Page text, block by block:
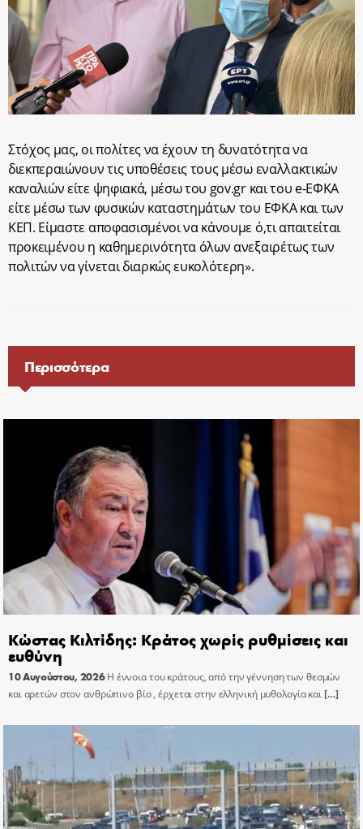
Στόχος μας, οι πολίτες να έχουν τη δυνατότητα να
διεκπεραιώνουν τις υποθέσεις τους μέσω εναλλακτικών
καναλιών είτε ψηφιακά, μέσω του gov.gr και του e-EΦΚΑ
είτε μέσω των φυσικών καταστημάτων του ΕΦΚΑ και των
ΚΕΠ. Είμαστε αποφασισμένοι να κάνουμε ό,τι απαιτείται
προκειμένου η καθημερινότητα όλων ανεξαιρέτως των
πολιτών να γίνεται διαρκώς ευκολότερη».
Περισσότερα
Κώστας Κιλτίδης: Κράτος χωρίς ρυθμίσεις και
ευθύνη
10 Αυγούστου, 2026 Η έννοια του κράτους, από την γέννηση των θεσμών
και αρετών στον ανθρώπινο βίο , έρχεται στην ελληνική μυθολογία και[…]